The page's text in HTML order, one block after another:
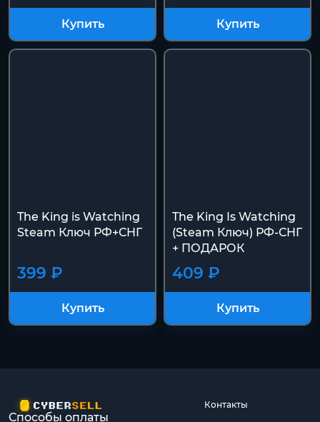
Купить Купить
The King is Watching
Steam Ключ РФ+СНГ
399 ₽
Купить
The King Is Watching
(Steam Ключ) РФ-СНГ
+ ПОДАРОК
409 ₽
Купить
Контакты
Способы оплаты